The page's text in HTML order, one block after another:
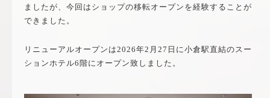
ましたが、今回はショップの移転オープンを経験することが
できました。
リニューアルオープンは2026年2月27日に小倉駅直結のスー
ションホテル6階にオープン致しました。